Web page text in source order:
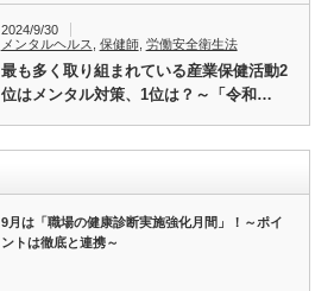
2024/9/30
メンタルヘルス
保健師, 労働安全衛生法
最も多く取り組まれている産業保健活動2
位はメンタル対策、1位は？～「令和…
9月は「職場の健康診断実施強化月間」！～ポイ
ントは徹底と連携～